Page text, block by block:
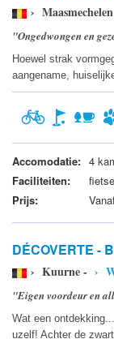
›
"Ongedwongen en
Hoewel strak
aangename,
Accomodatie: 4
Faciliteiten:
Prijs:
DÉCOVERTE -
› Kuurne - ›
"Eigen voordeur en
Wat een
uzelf! Achter de